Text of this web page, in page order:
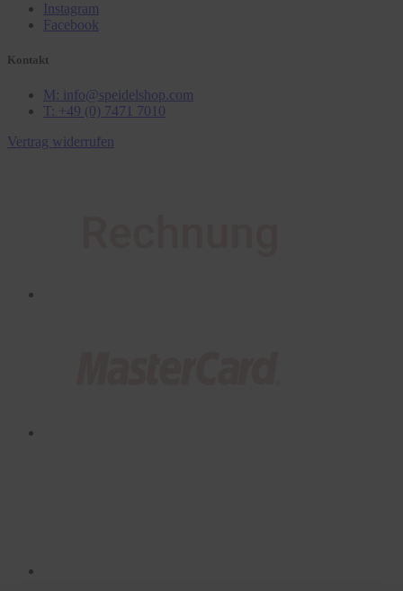
Instagram
Facebook
Kontakt
M: info@speidelshop.com
T: +49 (0) 7471 7010
Vertrag widerrufen